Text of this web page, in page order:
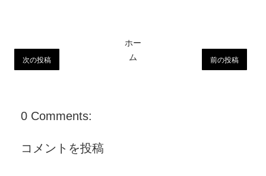
次の投稿 前の投稿
ホー
ム
0 Comments:
コメントを投稿